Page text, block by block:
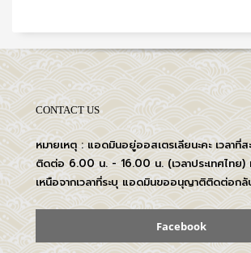
CONTACT US
หมายเหตุ : แอดมินอยู่ออสเตรเลียนะคะ เวลาที่ส
ติดต่อ 6.00 น. - 16.00 น. (เวลาประเทศไทย
เหนือจากเวลาที่ระบุ แอดมินขออนุญาติติดต่อกลั
Facebook